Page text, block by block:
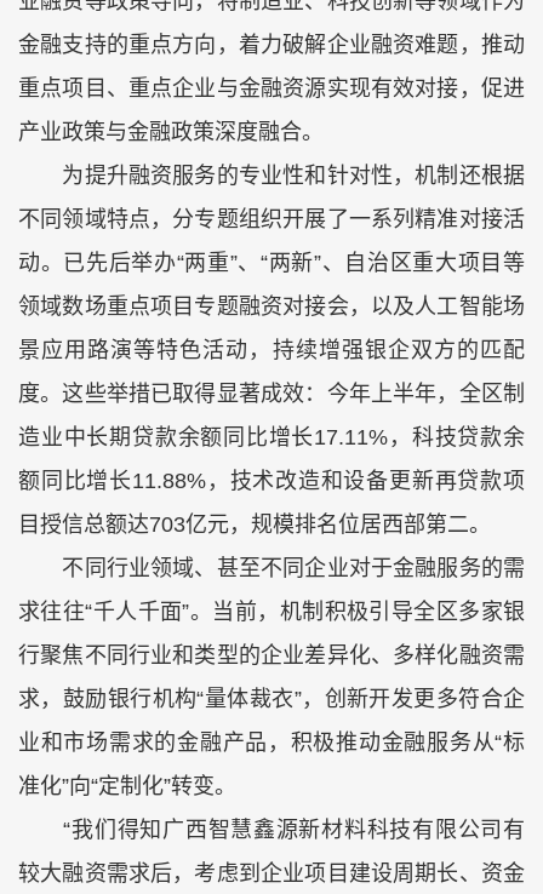
金融支持的重点方向，着力破解企业融资难题，推动
重点项目、重点企业与金融资源实现有效对接，促进
产业政策与金融政策深度融合。
为提升融资服务的专业性和针对性，机制还根据
不同领域特点，分专题组织开展了一系列精准对接活
动。已先后举办“两重”、“两新”、自治区重大项目等
领域数场重点项目专题融资对接会，以及人工智能场
景应用路演等特色活动，持续增强银企双方的匹配
度。这些举措已取得显著成效：今年上半年，全区制
造业中长期贷款余额同比增长17.11%，科技贷款余
额同比增长11.88%，技术改造和设备更新再贷款项
目授信总额达703亿元，规模排名位居西部第二。
不同行业领域、甚至不同企业对于金融服务的需
求往往“千人千面”。当前，机制积极引导全区多家银
行聚焦不同行业和类型的企业差异化、多样化融资需
求，鼓励银行机构“量体裁衣”，创新开发更多符合企
业和市场需求的金融产品，积极推动金融服务从“标
准化”向“定制化”转变。
“我们得知广西智慧鑫源新材料科技有限公司有
较大融资需求后，考虑到企业项目建设周期长、资金